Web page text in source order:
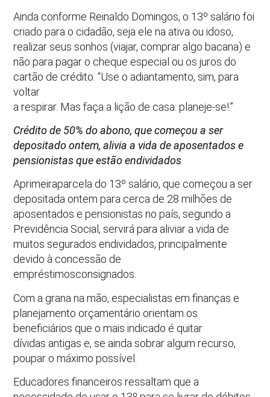
Ainda conforme Reinaldo Domingos, o 13º salário foi
criado para o cidadão, seja ele na ativa ou idoso,
realizar seus sonhos (viajar, comprar algo bacana) e
não para pagar o cheque especial ou os juros do
cartão de crédito. “Use o adiantamento, sim, para
voltar
a respirar. Mas faça a lição de casa: planeje-se!.”
Crédito de 50% do abono, que começou a ser
depositado ontem, alivia a vida de aposentados e
pensionistas que estão endividados
Aprimeiraparcela do 13º salário, que começou a ser
depositada ontem para cerca de 28 milhões de
aposentados e pensionistas no país, segundo a
Previdência Social, servirá para aliviar a vida de
muitos segurados endividados, principalmente
devido à concessão de
empréstimosconsignados.
Com a grana na mão, especialistas em finanças e
planejamento orçamentário orientam os
beneficiários que o mais indicado é quitar
dívidas antigas e, se ainda sobrar algum recurso,
poupar o máximo possível.
Educadores financeiros ressaltam que a